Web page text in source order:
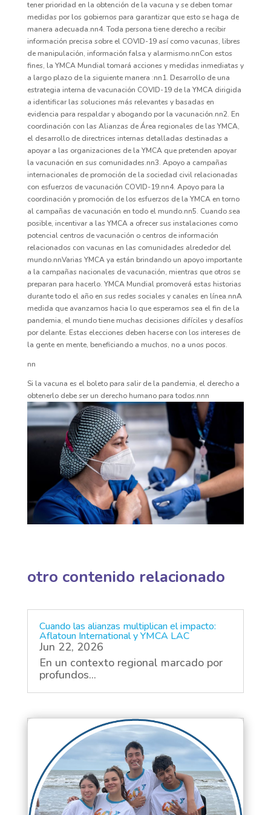
tener prioridad en la obtención de la vacuna y se deben tomar
medidas por los gobiernos para garantizar que esto se haga de
manera adecuada.nn4. Toda persona tiene derecho a recibir
información precisa sobre el COVID-19 así como vacunas, libres
de manipulación, información falsa y alarmismo.nnCon estos
fines, la YMCA Mundial tomará acciones y medidas inmediatas y
a largo plazo de la siguiente manera :nn1. Desarrollo de una
estrategia interna de vacunación COVID-19 de la YMCA dirigida
a identificar las soluciones más relevantes y basadas en
evidencia para respaldar y abogando por la vacunación.nn2. En
coordinación con las Alianzas de Área regionales de las YMCA,
el desarrollo de directrices internas detalladas destinadas a
apoyar a las organizaciones de la YMCA que pretenden apoyar
la vacunación en sus comunidades.nn3. Apoyo a campañas
internacionales de promoción de la sociedad civil relacionadas
con esfuerzos de vacunación COVID-19.nn4. Apoyo para la
coordinación y promoción de los esfuerzos de la YMCA en torno
al campañas de vacunación en todo el mundo.nn5. Cuando sea
posible, incentivar a las YMCA a ofrecer sus instalaciones como
potencial centros de vacunación o centros de información
relacionados con vacunas en las comunidades alrededor del
mundo.nnVarias YMCA ya están brindando un apoyo importante
a la campañas nacionales de vacunación, mientras que otros se
preparan para hacerlo. YMCA Mundial promoverá estas historias
durante todo el año en sus redes sociales y canales en línea.nnA
medida que avanzamos hacia lo que esperamos sea el fin de la
pandemia, el mundo tiene muchas decisiones difíciles y desafíos
por delante. Estas elecciones deben hacerse con los intereses de
la gente en mente, beneficiando a muchos, no a unos pocos.
nn
Si la vacuna es el boleto para salir de la pandemia, el derecho a
obtenerlo debe ser un derecho humano para todos.nnn
otro contenido relacionado
Cuando las alianzas multiplican el impacto:
Aflatoun International y YMCA LAC
Jun 22, 2026
En un contexto regional marcado por
profundos...